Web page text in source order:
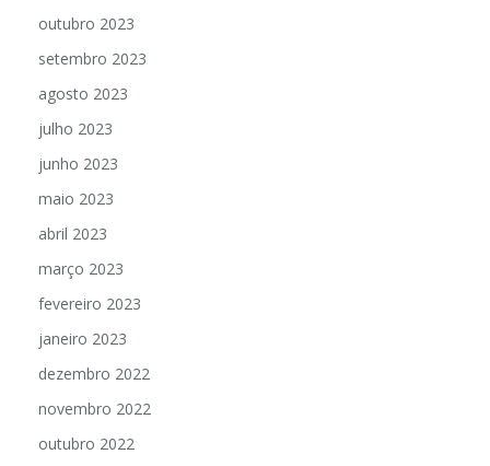
outubro 2023
setembro 2023
agosto 2023
julho 2023
junho 2023
maio 2023
abril 2023
março 2023
fevereiro 2023
janeiro 2023
dezembro 2022
novembro 2022
outubro 2022